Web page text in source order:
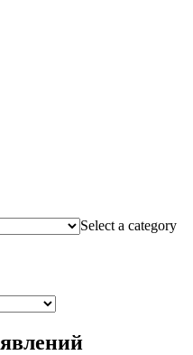
Select a category